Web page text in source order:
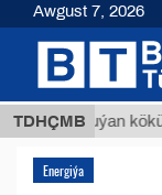
TDHÇMB
Buýan köküniň
Energiýa
Awgust 7, 2026